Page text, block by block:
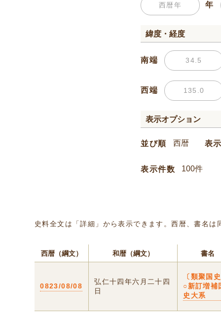
年
緯度・経度
南端
西端
表示オプション
並び順 表
表示件数
史料全文は「詳細」から表示できます。西暦、書名
西暦（綱文） 和暦（綱文） 書名
0823/08/08
弘仁十四年六月二十四
日
〔類聚国
○新訂増補
史大系